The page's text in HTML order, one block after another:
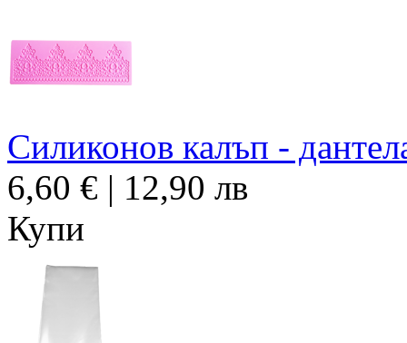
Силиконов калъп -
6,60 € | 12,90 лв
Купи